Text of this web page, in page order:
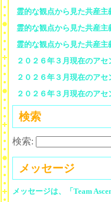
霊的な観点から見た共産
霊的な観点から見た共産
霊的な観点から見た共産
２０２６年３月現在のア
２０２６年３月現在のア
２０２６年３月現在のア
検索
検索:
メッセージ
メッセージは、「Team